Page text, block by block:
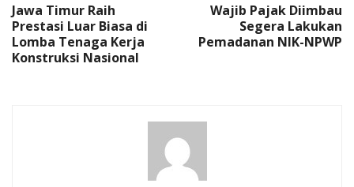
Jawa Timur Raih
Prestasi Luar Biasa di
Lomba Tenaga Kerja
Konstruksi Nasional
Wajib Pajak Diimbau
Segera Lakukan
Pemadanan NIK-NPWP